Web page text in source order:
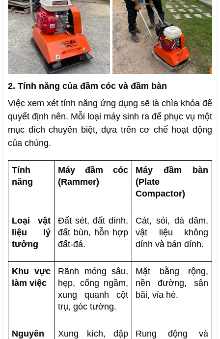
2. Tính năng của đầm cóc và đầm bàn
Việc xem xét tính năng ứng dụng sẽ là chìa khóa để
quyết định nên. Mỗi loại máy sinh ra để phục vụ một
mục đích chuyên biệt, dựa trên cơ chế hoạt động
của chúng.
Tính
năng
Máy đầm cóc
(Rammer)
Máy đầm bàn
(Plate
Compactor)
Loại vật
liệu lý
tưởng
Đất sét, đất dính,
đất bùn, hỗn hợp
đất-đá.
Cát, sỏi, đá dăm,
vật liệu không
dính và bán dính.
Khu vực
làm việc
Rãnh móng sâu,
hẹp, cống ngầm,
xung quanh cột
trụ, góc tường.
Mặt bằng rộng,
nền đường, sân
bãi, vỉa hè.
Nguyên
Xung kích, đập
Rung động và